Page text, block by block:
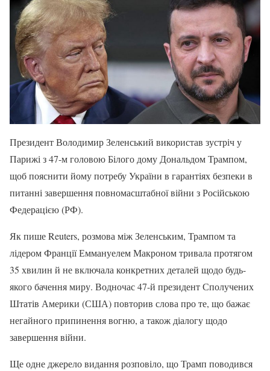
Президент Володимир Зеленський використав зустріч у
Парижі з 47-м головою Білого дому Дональдом Трампом,
щоб пояснити йому потребу України в гарантіях безпеки в
питанні завершення повномасштабної війни з Російською
Федерацією (РФ).
Як пише Reuters, розмова між Зеленським, Трампом та
лідером Франції Еммануелем Макроном тривала протягом
35 хвилин й не включала конкретних деталей щодо будь-
якого бачення миру. Водночас 47-й президент Сполучених
Штатів Америки (США) повторив слова про те, що бажає
негайного припинення вогню, а також діалогу щодо
завершення війни.
Ще одне джерело видання розповіло, що Трамп поводився